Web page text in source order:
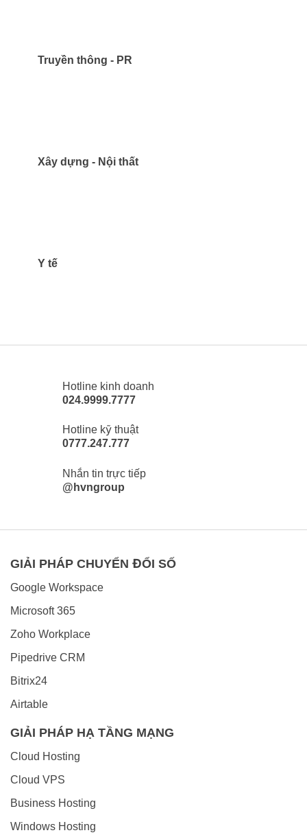
Truyền thông - PR
Xây dựng - Nội thất
Y tế
Hotline kinh doanh
024.9999.7777
Hotline kỹ thuật
0777.247.777
Nhắn tin trực tiếp
@hvngroup
GIẢI PHÁP CHUYỂN ĐỔI SỐ
Google Workspace
Microsoft 365
Zoho Workplace
Pipedrive CRM
Bitrix24
Airtable
GIẢI PHÁP HẠ TẦNG MẠNG
Cloud Hosting
Cloud VPS
Business Hosting
Windows Hosting